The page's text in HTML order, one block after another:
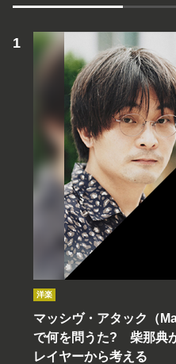
洋楽
マッシヴ・アタック（
で何を問うた? 柴那典
レイヤーから考える